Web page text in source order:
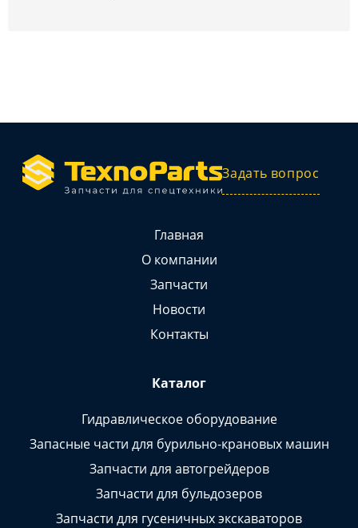
Задать вопрос
Главная
О компании
Запчасти
Новости
Контакты
Каталог
Гидравлическое оборудование
Запасные части для бурильно-крановых машин
Запчасти для автогрейдеров
Запчасти для бульдозеров
Запчасти для гусеничных экскаваторов